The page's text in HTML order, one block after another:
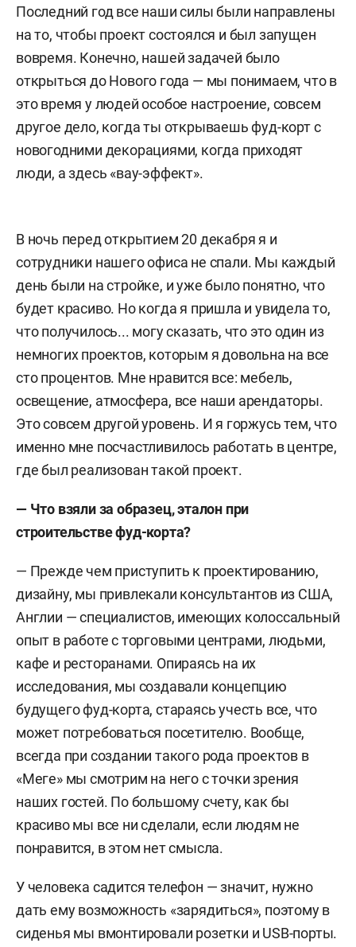
Последний год все наши силы были направлены
на то, чтобы проект состоялся и был запущен
вовремя. Конечно, нашей задачей было
открыться до Нового года — мы понимаем, что в
это время у людей особое настроение, совсем
другое дело, когда ты открываешь фуд-корт с
новогодними декорациями, когда приходят
люди, а здесь «вау-эффект».
В ночь перед открытием 20 декабря я и
сотрудники нашего офиса не спали. Мы каждый
день были на стройке, и уже было понятно, что
будет красиво. Но когда я пришла и увидела то,
что получилось... могу сказать, что это один из
немногих проектов, которым я довольна на все
сто процентов. Мне нравится все: мебель,
освещение, атмосфера, все наши арендаторы.
Это совсем другой уровень. И я горжусь тем, что
именно мне посчастливилось работать в центре,
где был реализован такой проект.
— Что взяли за образец, эталон при
строительстве фуд-корта?
— Прежде чем приступить к проектированию,
дизайну, мы привлекали консультантов из США,
Англии — специалистов, имеющих колоссальный
опыт в работе с торговыми центрами, людьми,
кафе и ресторанами. Опираясь на их
исследования, мы создавали концепцию
будущего фуд-корта, стараясь учесть все, что
может потребоваться посетителю. Вообще,
всегда при создании такого рода проектов в
«Меге» мы смотрим на него с точки зрения
наших гостей. По большому счету, как бы
красиво мы все ни сделали, если людям не
понравится, в этом нет смысла.
У человека садится телефон — значит, нужно
дать ему возможность «зарядиться», поэтому в
сиденья мы вмонтировали розетки и USB-порты.